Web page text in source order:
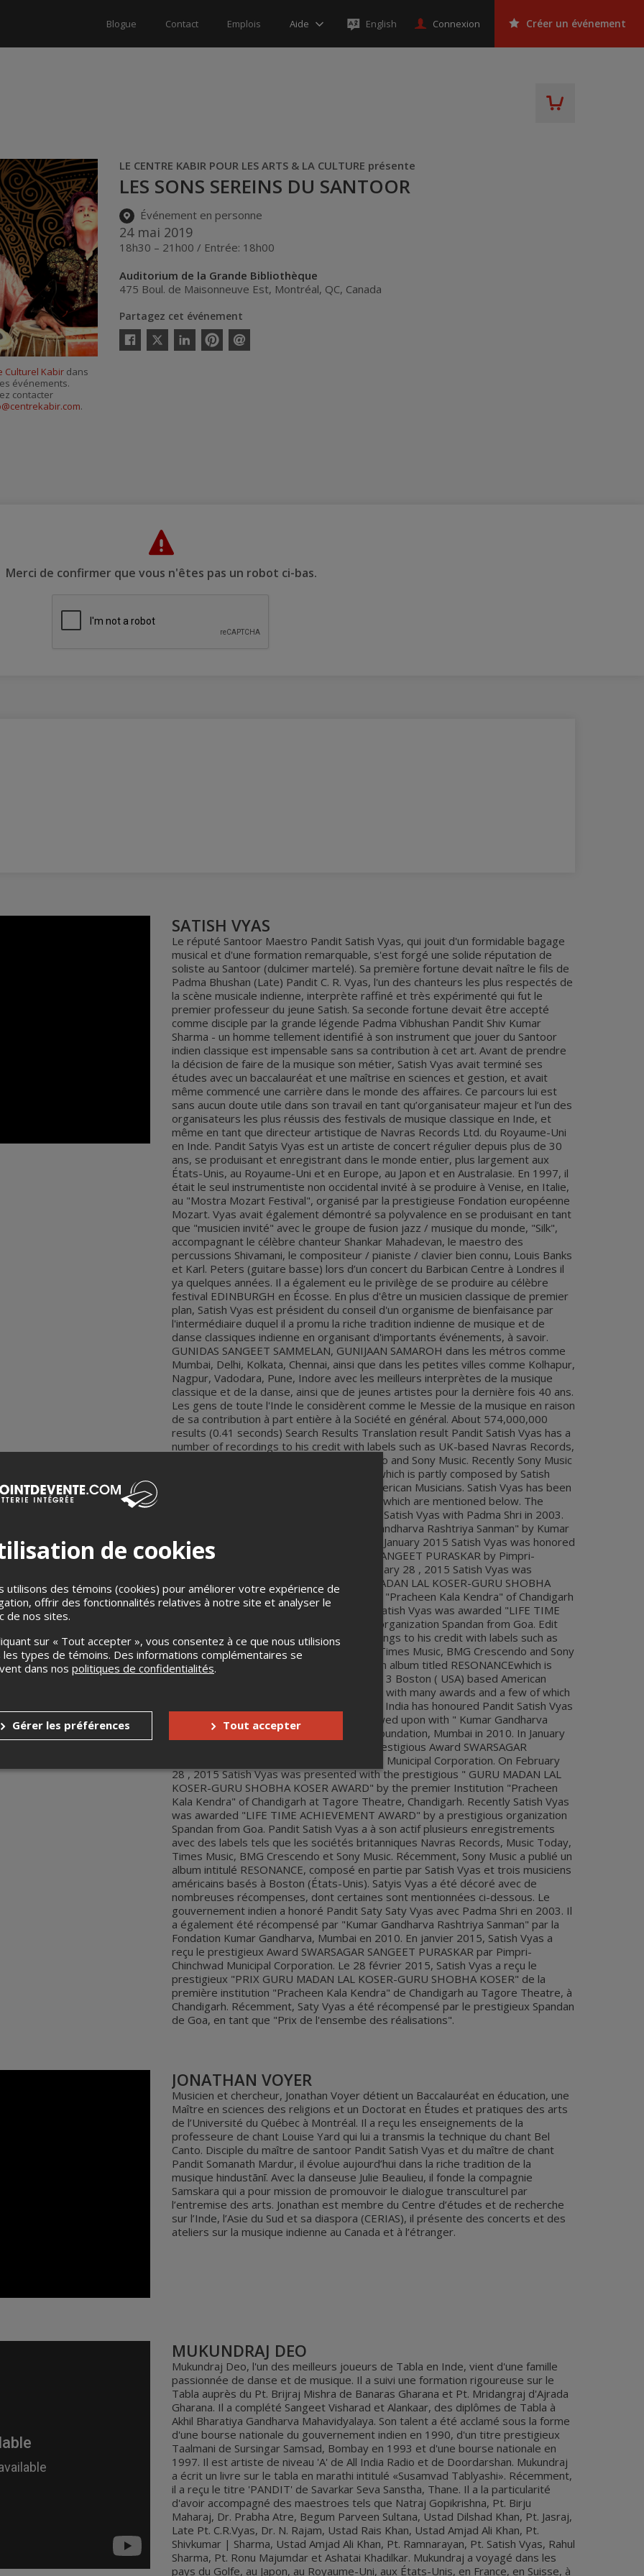
Blogue Contact Emplois Aide English Connexion Créer un événement
LE CENTRE KABIR POUR LES ARTS & LA CULTURE présente
LES SONS SEREINS DU SANTOOR
Événement en personne
24 mai 2019
18h30 – 21h00 / Entrée: 18h00
Auditorium de la Grande Bibliothèque
475 Boul. de Maisonneuve Est, Montréal, QC, Canada
Partagez cet événement
Facebook
Twitter
LinkedinPinterestEnvoyer
Culturel Kabir dans
événements.
contacter
.
Merci de confirmer que vous n'êtes pas un robot ci-bas.
SATISH VYAS
Le réputé Santoor Maestro Pandit Satish Vyas, qui jouit d'un formidable bagage
musical et d'une formation remarquable, s'est forgé une solide réputation de
soliste au Santoor (dulcimer martelé). Sa première fortune devait naître le fils de
Padma Bhushan (Late) Pandit C. R. Vyas, l'un des chanteurs les plus respectés de
la scène musicale indienne, interprète raffiné et très expérimenté qui fut le
premier professeur du jeune Satish. Sa seconde fortune devait être accepté
comme disciple par la grande légende Padma Vibhushan Pandit Shiv Kumar
Sharma - un homme tellement identifié à son instrument que jouer du Santoor
indien classique est impensable sans sa contribution à cet art. Avant de prendre
la décision de faire de la musique son métier, Satish Vyas avait terminé ses
études avec un baccalauréat et une maîtrise en sciences et gestion, et avait
même commencé une carrière dans le monde des affaires. Ce parcours lui est
sans aucun doute utile dans son travail en tant qu’organisateur majeur et l’un des
organisateurs les plus réussis des festivals de musique classique en Inde, et
même en tant que directeur artistique de Navras Records Ltd. du Royaume-Uni
en Inde. Pandit Satyis Vyas est un artiste de concert régulier depuis plus de 30
ans, se produisant et enregistrant dans le monde entier, plus largement aux
États-Unis, au Royaume-Uni et en Europe, au Japon et en Australasie. En 1997, il
était le seul instrumentiste non occidental invité à se produire à Venise, en Italie,
au "Mostra Mozart Festival", organisé par la prestigieuse Fondation européenne
Mozart. Vyas avait également démontré sa polyvalence en se produisant en tant
que "musicien invité" avec le groupe de fusion jazz / musique du monde, "Silk",
accompagnant le célèbre chanteur Shankar Mahadevan, le maestro des
percussions Shivamani, le compositeur / pianiste / clavier bien connu, Louis Banks
et Karl. Peters (guitare basse) lors d’un concert du Barbican Centre à Londres il
ya quelques années. Il a également eu le privilège de se produire au célèbre
festival EDINBURGH en Écosse. En plus d'être un musicien classique de premier
plan, Satish Vyas est président du conseil d'un organisme de bienfaisance par
l'intermédiaire duquel il a promu la riche tradition indienne de musique et de
danse classiques indienne en organisant d'importants événements, à savoir.
GUNIDAS SANGEET SAMMELAN, GUNIJAAN SAMAROH dans les métros comme
Mumbai, Delhi, Kolkata, Chennai, ainsi que dans les petites villes comme Kolhapur,
Nagpur, Vadodara, Pune, Indore avec les meilleurs interprètes de la musique
classique et de la danse, ainsi que de jeunes artistes pour la dernière fois 40 ans.
Les gens de toute l'Inde le considèrent comme le Messie de la musique en raison
de sa contribution à part entière à la Société en général. About 574,000,000
results (0.41 seconds) Search Results Translation result Pandit Satish Vyas has a
number of recordings to his credit with labels such as UK-based Navras Records,
Music Today, Times Music, BMG Crescendo and Sony Music. Recently Sony Music
has released an album titled RESONANCEwhich is partly composed by Satish
Vyas along with 3 Boston ( USA) based American Musicians. Satish Vyas has been
decorated with many awards and a few of which are mentioned below. The
Government Of India has honoured Pandit Satish Vyas with Padma Shri in 2003.
He is also bestowed upon with " Kumar Gandharva Rashtriya Sanman" by Kumar
Gandharva Foundation, Mumbai in 2010. In January 2015 Satish Vyas was honored
with the prestigious Award SWARSAGAR SANGEET PURASKAR by Pimpri-
Chinchwad Municipal Corporation. On February 28 , 2015 Satish Vyas was
presented with the prestigious " GURU MADAN LAL KOSER-GURU SHOBHA
KOSER AWARD" by the premier Institution "Pracheen Kala Kendra" of Chandigarh
at Tagore Theatre, Chandigarh. Recently Satish Vyas was awarded "LIFE TIME
ACHIEVEMENT AWARD" by a prestigious organization Spandan from Goa. Edit
Pandit Satish Vyas has a number of recordings to his credit with labels such as
UK-based Navras Records, Music Today, Times Music, BMG Crescendo and Sony
Music. Recently Sony Music has released an album titled RESONANCEwhich is
partly composed by Satish Vyas along with 3 Boston ( USA) based American
Musicians. Satish Vyas has been decorated with many awards and a few of which
are mentioned below. The Government Of India has honoured Pandit Satish Vyas
with Padma Shri in 2003. He is also bestowed upon with " Kumar Gandharva
Rashtriya Sanman" by Kumar Gandharva Foundation, Mumbai in 2010. In January
2015 Satish Vyas was honored with the prestigious Award SWARSAGAR
SANGEET PURASKAR by Pimpri-Chinchwad Municipal Corporation. On February
28 , 2015 Satish Vyas was presented with the prestigious " GURU MADAN LAL
KOSER-GURU SHOBHA KOSER AWARD" by the premier Institution "Pracheen
Kala Kendra" of Chandigarh at Tagore Theatre, Chandigarh. Recently Satish Vyas
was awarded "LIFE TIME ACHIEVEMENT AWARD" by a prestigious organization
Spandan from Goa. Pandit Satish Vyas a à son actif plusieurs enregistrements
avec des labels tels que les sociétés britanniques Navras Records, Music Today,
Times Music, BMG Crescendo et Sony Music. Récemment, Sony Music a publié un
album intitulé RESONANCE, composé en partie par Satish Vyas et trois musiciens
américains basés à Boston (États-Unis). Satyis Vyas a été décoré avec de
nombreuses récompenses, dont certaines sont mentionnées ci-dessous. Le
gouvernement indien a honoré Pandit Saty Saty Vyas avec Padma Shri en 2003. Il
a également été récompensé par "Kumar Gandharva Rashtriya Sanman" par la
Fondation Kumar Gandharva, Mumbai en 2010. En janvier 2015, Satish Vyas a
reçu le prestigieux Award SWARSAGAR SANGEET PURASKAR par Pimpri-
Chinchwad Municipal Corporation. Le 28 février 2015, Satish Vyas a reçu le
prestigieux "PRIX GURU MADAN LAL KOSER-GURU SHOBHA KOSER" de la
première institution "Pracheen Kala Kendra" de Chandigarh au Tagore Theatre, à
Chandigarh. Récemment, Saty Vyas a été récompensé par le prestigieux Spandan
de Goa, en tant que "Prix de l'ensembe des réalisations".
JONATHAN VOYER
Musicien et chercheur, Jonathan Voyer détient un Baccalauréat en éducation, une
Maître en sciences des religions et un Doctorat en Études et pratiques des arts
de l’Université du Québec à Montréal. Il a reçu les enseignements de la
professeure de chant Louise Yard qui lui a transmis la technique du chant Bel
Canto. Disciple du maître de santoor Pandit Satish Vyas et du maître de chant
Pandit Somanath Mardur, il évolue aujourd’hui dans la riche tradition de la
musique hindustānī. Avec la danseuse Julie Beaulieu, il fonde la compagnie
Samskara qui a pour mission de promouvoir le dialogue transculturel par
l’entremise des arts. Jonathan est membre du Centre d’études et de recherche
sur l’Inde, l’Asie du Sud et sa diaspora (CERIAS), il présente des concerts et des
ateliers sur la musique indienne au Canada et à l’étranger.
MUKUNDRAJ DEO
Mukundraj Deo, l'un des meilleurs joueurs de Tabla en Inde, vient d'une famille
passionnée de danse et de musique. Il a suivi une formation rigoureuse sur le
Tabla auprès du Pt. Brijraj Mishra de Banaras Gharana et Pt. Mridangraj d'Ajrada
Gharana. Il a complété Sangeet Visharad et Alankaar, des diplômes de Tabla à
Akhil Bharatiya Gandharva Mahavidyalaya. Son talent a été acclamé sous la forme
d'une bourse nationale du gouvernement indien en 1990, d'un titre prestigieux
Taalmani de Sursingar Samsad, Bombay en 1993 et ​​d'une bourse nationale en
1997. Il est artiste de niveau 'A' de All India Radio et de Doordarshan. Mukundraj
a écrit un livre sur le tabla en marathi intitulé «Susamvad Tablyashi». Récemment,
il a reçu le titre 'PANDIT' de Savarkar Seva Sanstha, Thane. Il a la particularité
d'avoir accompagné des maestroes tels que Natraj Gopikrishna, Pt. Birju
Maharaj, Dr. Prabha Atre, Begum Parveen Sultana, Ustad Dilshad Khan, Pt. Jasraj,
Late Pt. C.R.Vyas, Dr. N. Rajam, Ustad Rais Khan, Ustad Amjad Ali Khan, Pt.
Shivkumar | Sharma, Ustad Amjad Ali Khan, Pt. Ramnarayan, Pt. Satish Vyas, Rahul
Sharma, Pt. Ronu Majumdar et Ashatai Khadilkar. Mukundraj a voyagé dans les
pays du Golfe, au Japon, au Royaume-Uni, aux États-Unis, en France, en Suisse, à
de cookies
utilisons des témoins (cookies) pour améliorer votre expérience de
offrir des fonctionnalités relatives à notre site et analyser le
de nos sites.
sur « Tout accepter », vous consentez à ce que nous utilisions
les types de témoins. Des informations complémentaires se
dans nos politiques de confidentialités.
Gérer les préférences Tout accepter